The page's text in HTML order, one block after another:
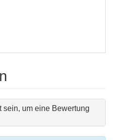
sein, um eine Bewertung